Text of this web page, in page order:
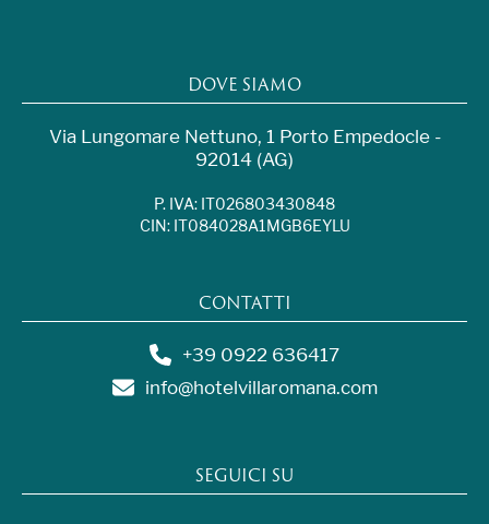
DOVE SIAMO
Via Lungomare Nettuno, 1 Porto Empedocle -
92014 (AG)
P. IVA: IT026803430848
CIN: IT084028A1MGB6EYLU
CONTATTI
+39 0922 636417
info@hotelvillaromana.com
SEGUICI SU